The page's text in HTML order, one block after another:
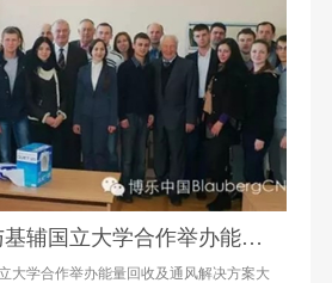
博乐通风集团与基辅国立大学合作举办能量回收及通风解决方案大赛
大学合作举办能量回收及通风解决方案大